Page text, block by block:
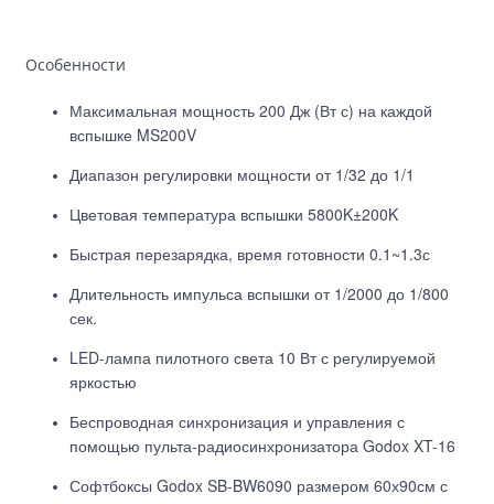
Особенности
Максимальная мощность 200 Дж (Вт с) на каждой
вспышке MS200V
Диапазон регулировки мощности от 1/32 до 1/1
Цветовая температура вспышки 5800K±200K
Быстрая перезарядка, время готовности 0.1~1.3с
Длительность импульса вспышки от 1/2000 до 1/800
сек.
LED-лампа пилотного света 10 Вт с регулируемой
яркостью
Беспроводная синхронизация и управления с
помощью пульта-радиосинхронизатора Godox XT-16
Софтбоксы Godox SB-BW6090 размером 60х90см с